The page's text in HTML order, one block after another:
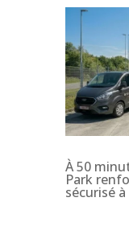
À 50
Park
sécurisé